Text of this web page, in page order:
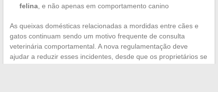
felina, e não apenas em comportamento canino
As queixas domésticas relacionadas a mordidas entre cães e
gatos continuam sendo um motivo frequente de consulta
veterinária comportamental. A nova regulamentação deve
ajudar a reduzir esses incidentes, desde que os proprietários se